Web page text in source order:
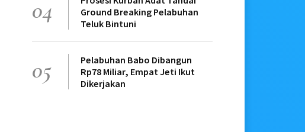
04
Ground Breaking Pelabuhan
Teluk Bintuni
05
Pelabuhan Babo Dibangun
Rp78 Miliar, Empat Jeti Ikut
Dikerjakan